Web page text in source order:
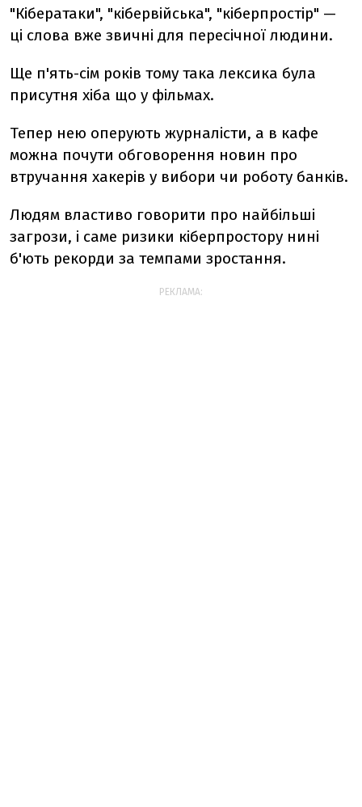
"Кібератаки", "кібервійська", "кіберпростір" —
ці слова вже звичні для пересічної людини.
Ще п'ять-сім років тому така лексика була
присутня хіба що у фільмах.
Тепер нею оперують журналісти, а в кафе
можна почути обговорення новин про
втручання хакерів у вибори чи роботу банків.
Людям властиво говорити про найбільші
загрози, і саме ризики кіберпростору нині
б'ють рекорди за темпами зростання.
РЕКЛАМА: